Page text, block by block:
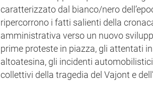
caratterizzato dal bianco/nero
ripercorrono i fatti salienti della
amministrativa verso un nuovo
prime proteste in piazza, gli attentati
altoatesina, gli incidenti
collettivi della tragedia del Vajont e